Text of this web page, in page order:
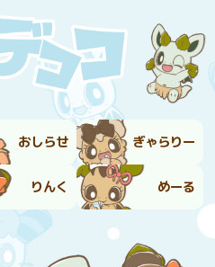
おしらせ ぎゃらりー
りんく めーる